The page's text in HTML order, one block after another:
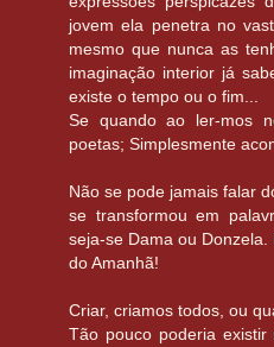
jovem ela penetra no
mesmo que nunca as
imaginação interior já
existe o tempo ou o fim...
Se quando ao ler-mos
poetas; Simplesmente
Não se pode jamais falar
se transformou em
seja-se Dama ou
do Amanhã!
Criar, criamos todos, ou
Tão pouco poderia existir